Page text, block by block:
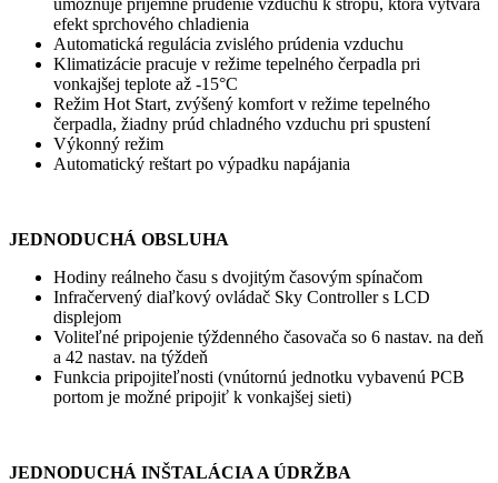
efekt sprchového chladienia
Automatická regulácia zvislého prúdenia vzduchu
Klimatizácie pracuje v režime tepelného čerpadla pri
vonkajšej teplote až -15°C
Režim Hot Start, zvýšený komfort v režime tepelného
čerpadla, žiadny prúd chladného vzduchu pri spustení
Výkonný režim
Automatický reštart po výpadku napájania
JEDNODUCHÁ OBSLUHA
Hodiny reálneho času s dvojitým časovým spínačom
Infračervený diaľkový ovládač Sky Controller s LCD
displejom
Voliteľné pripojenie týždenného časovača so 6 nastav. na deň
a 42 nastav. na týždeň
Funkcia pripojiteľnosti (vnútornú jednotku vybavenú PCB
portom je možné pripojiť k vonkajšej sieti)
JEDNODUCHÁ INŠTALÁCIA A ÚDRŽBA